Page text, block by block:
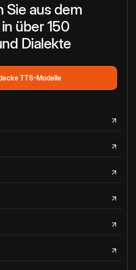
Sie aus dem
über 150
Dialekte
TTS-Modelle